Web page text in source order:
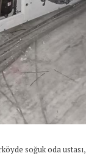
soğuk oda ustası,